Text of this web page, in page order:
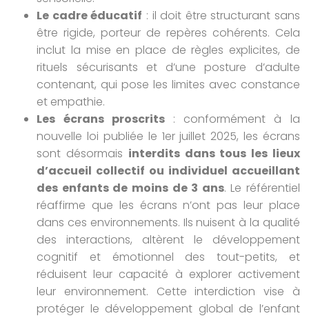
Le cadre éducatif : il doit être structurant sans
être rigide, porteur de repères cohérents. Cela
inclut la mise en place de règles explicites, de
rituels sécurisants et d’une posture d’adulte
contenant, qui pose les limites avec constance
et empathie.
Les écrans proscrits: conformément à la
nouvelle loi publiée le 1er juillet 2025, les écrans
sont désormais interdits dans tous les lieux
d’accueil collectif ou individuel accueillant
des enfants de moins de 3 ans. Le référentiel
réaffirme que les écrans n’ont pas leur place
dans ces environnements. Ils nuisent à la qualité
des interactions, altèrent le développement
cognitif et émotionnel des tout-petits, et
réduisent leur capacité à explorer activement
leur environnement. Cette interdiction vise à
protéger le développement global de l’enfant